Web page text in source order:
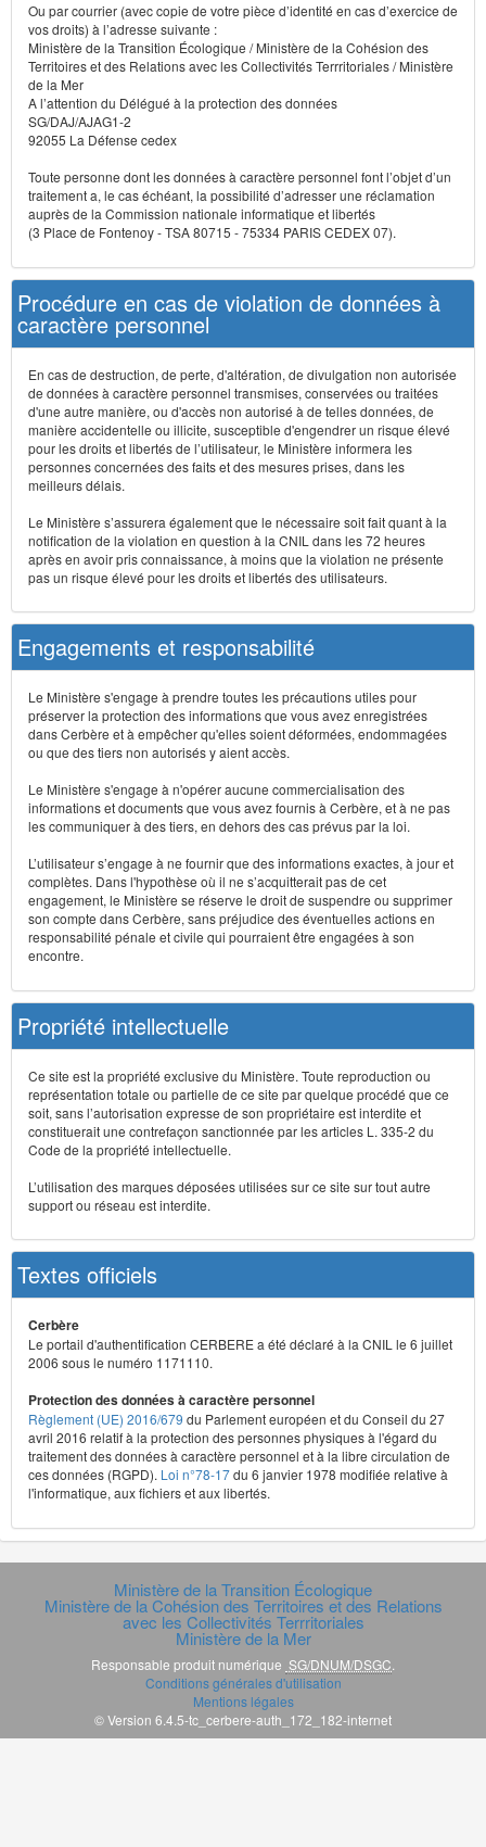
Ou par courrier (avec copie de votre pièce d’identité en cas d’exercice de
vos droits) à l’adresse suivante :
Ministère de la Transition Écologique / Ministère de la Cohésion des
Territoires et des Relations avec les Collectivités Terrritoriales / Ministère
de la Mer
A l’attention du Délégué à la protection des données
SG/DAJ/AJAG1-2
92055 La Défense cedex
Toute personne dont les données à caractère personnel font l’objet d’un
traitement a, le cas échéant, la possibilité d’adresser une réclamation
auprès de la Commission nationale informatique et libertés
(3 Place de Fontenoy - TSA 80715 - 75334 PARIS CEDEX 07).
Procédure en cas de violation de données à
caractère personnel
En cas de destruction, de perte, d'altération, de divulgation non autorisée
de données à caractère personnel transmises, conservées ou traitées
d'une autre manière, ou d'accès non autorisé à de telles données, de
manière accidentelle ou illicite, susceptible d'engendrer un risque élevé
pour les droits et libertés de l’utilisateur, le Ministère informera les
personnes concernées des faits et des mesures prises, dans les
meilleurs délais.
Le Ministère s’assurera également que le nécessaire soit fait quant à la
notification de la violation en question à la CNIL dans les 72 heures
après en avoir pris connaissance, à moins que la violation ne présente
pas un risque élevé pour les droits et libertés des utilisateurs.
Engagements et responsabilité
Le Ministère s'engage à prendre toutes les précautions utiles pour
préserver la protection des informations que vous avez enregistrées
dans Cerbère et à empêcher qu'elles soient déformées, endommagées
ou que des tiers non autorisés y aient accès.
Le Ministère s'engage à n'opérer aucune commercialisation des
informations et documents que vous avez fournis à Cerbère, et à ne pas
les communiquer à des tiers, en dehors des cas prévus par la loi.
L’utilisateur s’engage à ne fournir que des informations exactes, à jour et
complètes. Dans l'hypothèse où il ne s’acquitterait pas de cet
engagement, le Ministère se réserve le droit de suspendre ou supprimer
son compte dans Cerbère, sans préjudice des éventuelles actions en
responsabilité pénale et civile qui pourraient être engagées à son
encontre.
Propriété intellectuelle
Ce site est la propriété exclusive du Ministère. Toute reproduction ou
représentation totale ou partielle de ce site par quelque procédé que ce
soit, sans l’autorisation expresse de son propriétaire est interdite et
constituerait une contrefaçon sanctionnée par les articles L. 335-2 du
Code de la propriété intellectuelle.
L’utilisation des marques déposées utilisées sur ce site sur tout autre
support ou réseau est interdite.
Textes officiels
Cerbère
Le portail d'authentification CERBERE a été déclaré à la CNIL le 6 juillet
2006 sous le numéro 1171110.
Protection des données à caractère personnel
Règlement (UE) 2016/679 du Parlement européen et du Conseil du 27
avril 2016 relatif à la protection des personnes physiques à l'égard du
traitement des données à caractère personnel et à la libre circulation de
ces données (RGPD). Loi n°78-17du 6 janvier 1978 modifiée relative à
l'informatique, aux fichiers et aux libertés.
Ministère de la Transition Écologique
Ministère de la Cohésion des Territoires et des Relations
avec les Collectivités Terrritoriales
Ministère de la Mer
Responsable produit numérique SG/DNUM/DSGC
Conditions générales d'utilisation
Mentions légales
© Version 6.4.5-tc_cerbere-auth_172_182-internet